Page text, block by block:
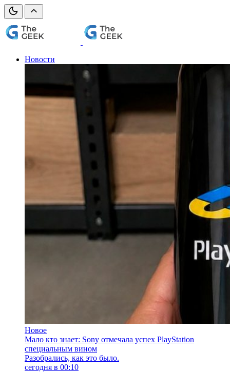
Новости
Новое
Мало кто знает: Sony отмечала успех PlayStation
специальным вином
Разобрались, как это было.
сегодня в 00:10